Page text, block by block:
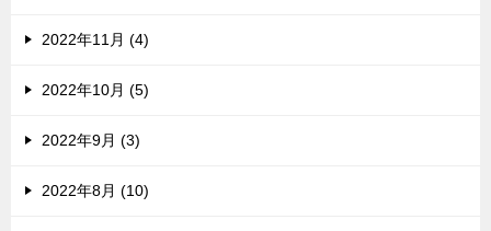
2022年11月 (4)
2022年10月 (5)
2022年9月 (3)
2022年8月 (10)